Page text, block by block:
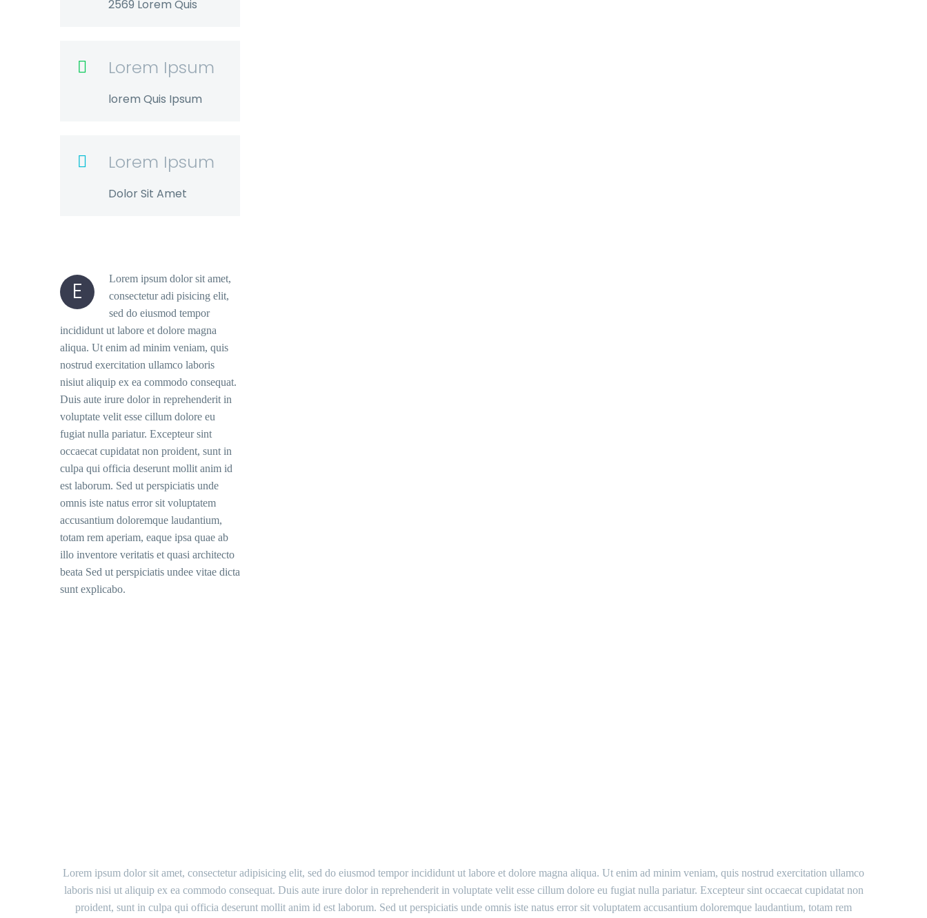
2569 Lorem Quis
 Lorem Ipsum
lorem Quis Ipsum
 Lorem Ipsum
Dolor Sit Amet
E
Lorem ipsum dolor sit amet,
consectetur adi pisicing elit,
sed do eiusmod tempor
incididunt ut labore et dolore magna
aliqua. Ut enim ad minim veniam, quis
nostrud exercitation ullamco laboris
nisiut aliquip ex ea commodo consequat.
Duis aute irure dolor in reprehenderit in
voluptate velit esse cillum dolore eu
fugiat nulla pariatur. Excepteur sint
occaecat cupidatat non proident, sunt in
culpa qui officia deserunt mollit anim id
est laborum. Sed ut perspiciatis unde
omnis iste natus error sit voluptatem
accusantium doloremque laudantium,
totam rem aperiam, eaque ipsa quae ab
illo inventore veritatis et quasi architecto
beata Sed ut perspiciatis undee vitae dicta
sunt explicabo.
Lorem ipsum dolor sit amet, consectetur adipisicing elit, sed do eiusmod tempor incididunt ut labore et dolore magna aliqua. Ut enim ad minim veniam, quis nostrud exercitation ullamco
laboris nisi ut aliquip ex ea commodo consequat. Duis aute irure dolor in reprehenderit in voluptate velit esse cillum dolore eu fugiat nulla pariatur. Excepteur sint occaecat cupidatat non
proident, sunt in culpa qui officia deserunt mollit anim id est laborum. Sed ut perspiciatis unde omnis iste natus error sit voluptatem accusantium doloremque laudantium, totam rem